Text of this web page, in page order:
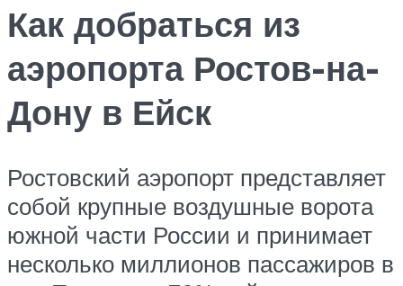
Как добраться из
аэропорта Ростов-на-
Дону в Ейск
Ростовский аэропорт представляет
собой крупные воздушные ворота
южной части России и принимает
несколько миллионов пассажиров в